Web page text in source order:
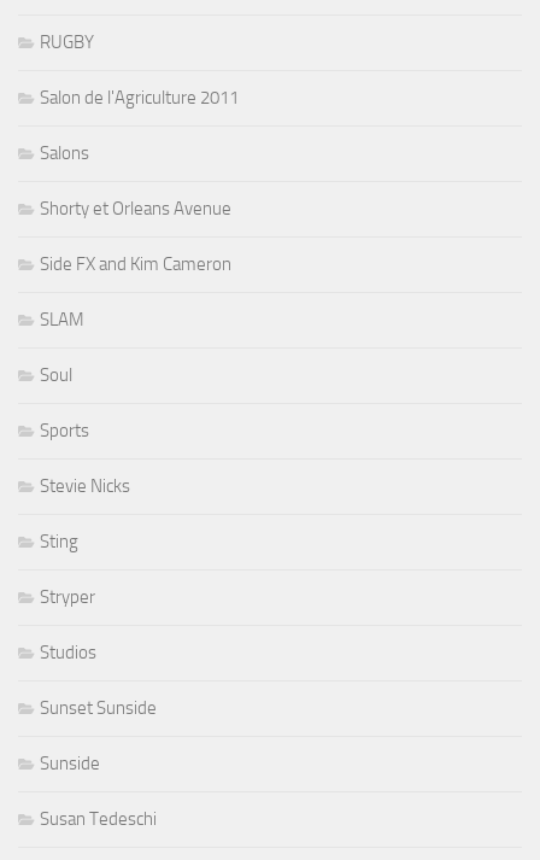
RUGBY
Salon de l'Agriculture 2011
Salons
Shorty et Orleans Avenue
Side FX and Kim Cameron
SLAM
Soul
Sports
Stevie Nicks
Sting
Stryper
Studios
Sunset Sunside
Sunside
Susan Tedeschi